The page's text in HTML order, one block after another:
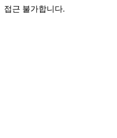
접근 불가합니다.